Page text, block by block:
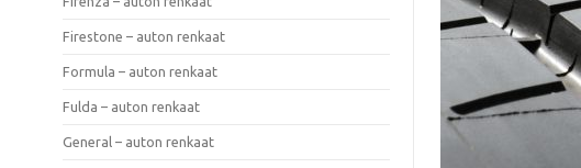
Firestone – auton renkaat
Formula – auton renkaat
Fulda – auton renkaat
General – auton renkaat